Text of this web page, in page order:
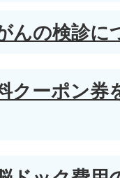
んの検診に
クーポン券